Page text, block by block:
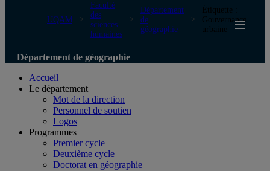
UQAM
Faculté
des
sciences
humaines
Département
de
géographie
Étiquette :
Gouvernance
urbaine
Département de géographie
Accueil
Le département
Mot de la direction
Personnel de soutien
Logos
Programmes
Premier cycle
Deuxième cycle
Doctorat en géographie